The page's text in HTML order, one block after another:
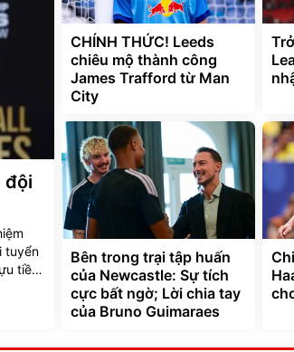
đội
tuyển
tiền
CHÍNH THỨC! Leeds
chiêu mộ thành công
James Trafford từ Man
City
Bên trong trại tập huấn
của Newcastle: Sự tích
cực bất ngờ; Lời chia tay
của Bruno Guimaraes